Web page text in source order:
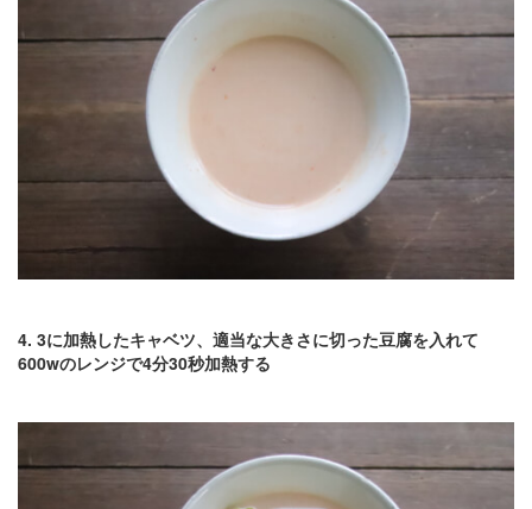
4. 3に加熱したキャベツ、適当な大きさに切った豆腐を入れて
600wのレンジで4分30秒加熱する